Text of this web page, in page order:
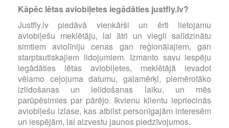
Kāpēc lētas aviobiļetes iegādāties justfly.lv?
Justfly.lv piedāvā vienkārši un ērti lietojamu
aviobiļešu meklētāju, lai ātri un viegli salīdzinātu
simtiem aviolīniju cenas gan reģionālajiem, gan
starptautiskajiem lidojumiem. Izmanto savu iespēju
iegādāties lētas aviobiļetes, meklētājā ievadot
vēlamo ceļojuma datumu, galamērķi, piemērotāko
izlidošanas un ielidošanas laiku, un mēs
parūpēsimies par pārējo. Ikvienu klientu iepriecinās
aviobiļešu izlase, kas atbilst personīgajām interesēm
un iespējām, lai aizvestu jaunos piedzīvojumos.